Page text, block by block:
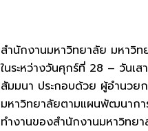
สำนักงานมหาวิทยาลัย มหาวิท
ในระหว่างวันศุกร์ที่ 28 – วันเ
สัมมนา ประกอบด้วย ผู้อำนวย
มหาวิทยาลัยตามแผนพัฒนากา
ทำงานของสำนักงานมหาวิทยา